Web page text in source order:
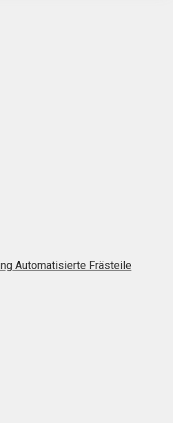
Automatisierte Frästeile